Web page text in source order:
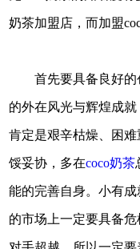
奶茶加盟店，而加盟
首先要具备良好的
的外在风光与辉煌成
肯定是艰辛枯燥、困
馁妥协，多在coco奶茶
能的完善自身。小有
的市场上一定要具备